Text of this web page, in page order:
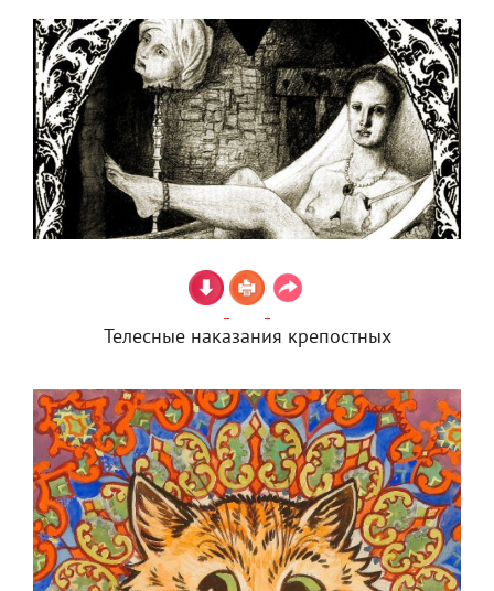
Телесные наказания крепостных